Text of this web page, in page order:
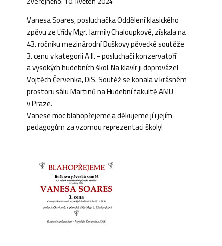
Vanesa Soares, posluchačka Oddělení klasického
zpěvu ze třídy Mgr. Jarmily Chaloupkové, získala na
43. ročníku mezinárodní Duškovy pěvecké soutěže
3. cenu v kategorii A II. - posluchači konzervatoří
a vysokých hudebních škol. Na klavír ji doprovázel
Vojtěch Červenka, DiS. Soutěž se konala v krásném
prostoru sálu Martinů na Hudební fakultě AMU
v Praze.
Vanese moc blahopřejeme a děkujeme jí i jejím
pedagogům za vzornou reprezentaci školy!